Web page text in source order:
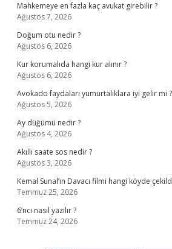
Mahkemeye en fazla kaç avukat girebilir ?
Ağustos 7, 2026
Doğum otu nedir ?
Ağustos 6, 2026
Kur korumalıda hangi kur alınır ?
Ağustos 6, 2026
Avokado faydaları yumurtalıklara iyi gelir mi ?
Ağustos 5, 2026
Ay düğümü nedir ?
Ağustos 4, 2026
Akıllı saate sos nedir ?
Ağustos 3, 2026
Kemal Sunal’ın Davacı filmi hangi köyde
Temmuz 25, 2026
6’ncı nasıl yazılır ?
Temmuz 24, 2026